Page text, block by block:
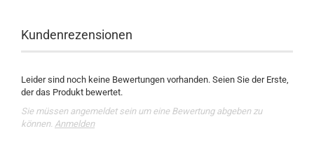
Kundenrezensionen
Leider sind noch keine Bewertungen vorhanden. Seien Sie der Erste,
der das Produkt bewertet.
Sie müssen angemeldet sein um eine Bewertung abgeben zu
können. Anmelden